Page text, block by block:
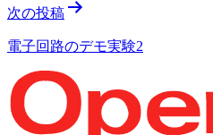
次の投稿
電子回路のデモ実験2